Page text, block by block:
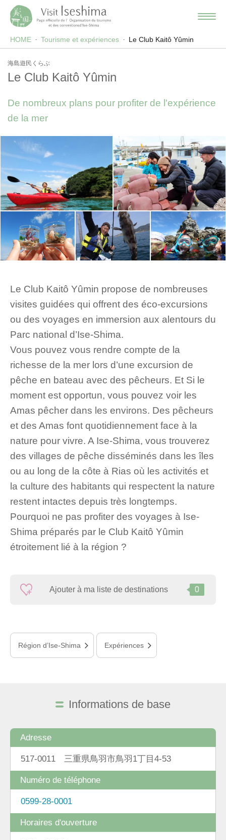
HOME Tourisme et expériences Le Club Kaitô Yûmin
海島遊民くらぶ
Le Club Kaitô Yûmin
De nombreux plans pour profiter de l'expérience
de la mer
Le Club Kaitô Yûmin propose de nombreuses
visites guidées qui offrent des éco-excursions
ou des voyages en immersion aux alentours du
Parc national d’Ise-Shima.
Vous pouvez vous rendre compte de la
richesse de la mer lors d’une excursion de
pêche en bateau avec des pêcheurs. Et Si le
moment est opportun, vous pouvez voir les
Amas pêcher dans les environs. Des pêcheurs
et des Amas font quotidiennement face à la
nature pour vivre. A Ise-Shima, vous trouverez
des villages de pêche disséminés dans les îles
ou au long de la côte à Rias où les activités et
la culture des habitants qui respectent la nature
restent intactes depuis très longtemps.
Pourquoi ne pas profiter des voyages à Ise-
Shima préparés par le Club Kaitô Yûmin
étroitement lié à la région ?
Ajouter à ma liste de destinations 0
Région d’Ise-Shima Expériences
Informations de base
Adresse
517-0011 三重県鳥羽市鳥羽1丁目4-53
Numéro de téléphone
0599-28-0001
Horaires d'ouverture